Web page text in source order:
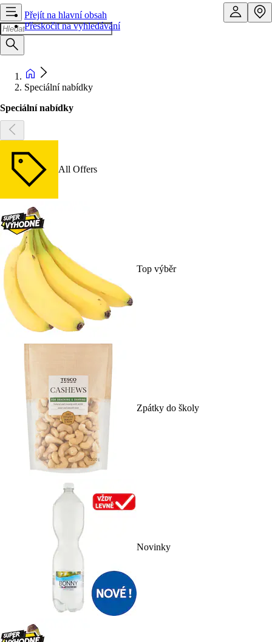
Přejít na hlavní obsah
Přeskočit na vyhledávání
Speciální nabídky
Speciální nabídky
All Offers
Top výběr
Zpátky do školy
Novinky